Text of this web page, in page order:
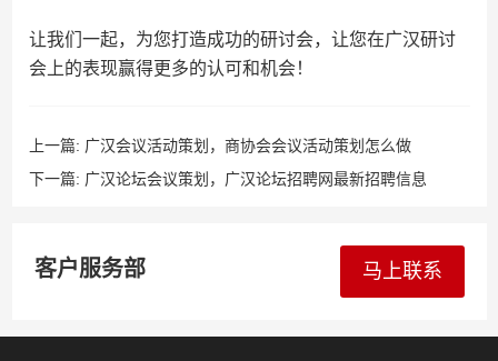
让我们一起，为您打造成功的研讨会，让您在广汉研讨
会上的表现赢得更多的认可和机会！
上一篇: 广汉会议活动策划，商协会会议活动策划怎么做
下一篇: 广汉论坛会议策划，广汉论坛招聘网最新招聘信息
客户服务部 马上联系